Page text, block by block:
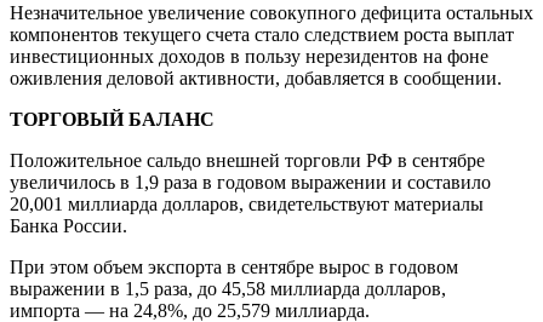
Незначительное увеличение совокупного дефицита остальных
компонентов текущего счета стало следствием роста выплат
инвестиционных доходов в пользу нерезидентов на фоне
оживления деловой активности, добавляется в сообщении.
ТОРГОВЫЙ БАЛАНС
Положительное сальдо внешней торговли РФ в сентябре
увеличилось в 1,9 раза в годовом выражении и составило
20,001 миллиарда долларов, свидетельствуют материалы
Банка России.
При этом объем экспорта в сентябре вырос в годовом
выражении в 1,5 раза, до 45,58 миллиарда долларов,
импорта — на 24,8%, до 25,579 миллиарда.